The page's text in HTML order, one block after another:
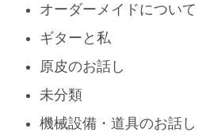
オーダーメイドについて
ギターと私
原皮のお話し
未分類
機械設備・道具のお話し